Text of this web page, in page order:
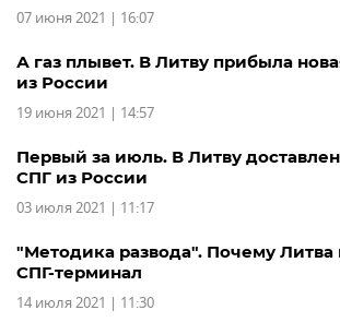
07 июня 2021 | 16:07
А газ плывет. В Литву прибыла
из России
19 июня 2021 | 14:57
Первый за июль. В Литву
СПГ из России
03 июля 2021 | 11:17
"Методика развода". Почему
СПГ-терминал
14 июля 2021 | 11:30